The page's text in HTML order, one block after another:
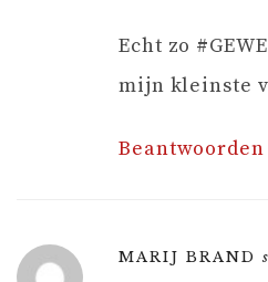
Echt zo
mijn kleinste
Beantwoorden
MARIJ BRAND